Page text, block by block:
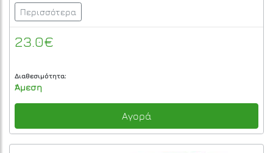
Περισσότερα
23.0€
Διαθεσιμότητα:
Άμεση
Αγορά